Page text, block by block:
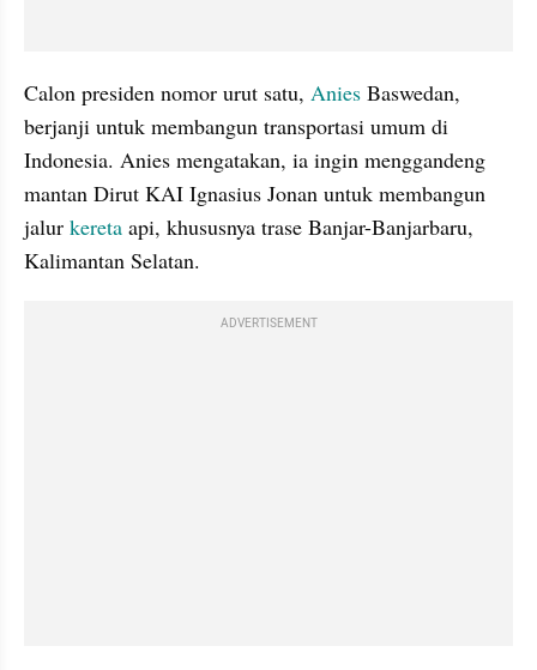
Calon presiden nomor urut satu, Anies Baswedan,
berjanji untuk membangun transportasi umum di
Indonesia. Anies mengatakan, ia ingin menggandeng
mantan Dirut KAI Ignasius Jonan untuk membangun
jalur kereta api, khususnya trase Banjar-Banjarbaru,
Kalimantan Selatan.
ADVERTISEMENT